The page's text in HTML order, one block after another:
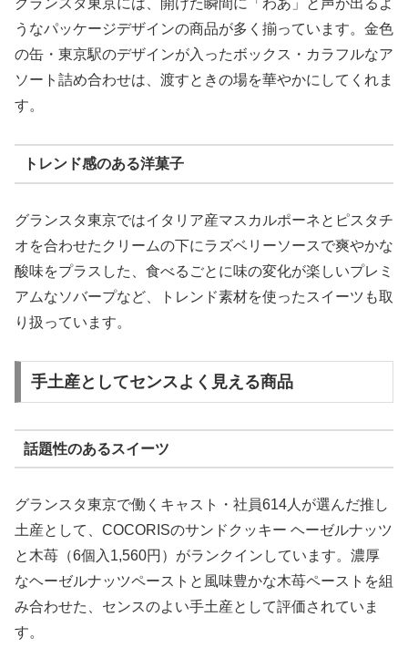
うなパッケージデザインの商品が多く揃っています。金色
の缶・東京駅のデザインが入ったボックス・カラフルなア
ソート詰め合わせは、渡すときの場を華やかにしてくれま
す。
トレンド感のある洋菓子
グランスタ東京ではイタリア産マスカルポーネとピスタチ
オを合わせたクリームの下にラズベリーソースで爽やかな
酸味をプラスした、食べるごとに味の変化が楽しいプレミ
アムなソバープなど、トレンド素材を使ったスイーツも取
り扱っています。
手土産としてセンスよく見える商品
話題性のあるスイーツ
グランスタ東京で働くキャスト・社員614人が選んだ推し
土産として、COCORISのサンドクッキー ヘーゼルナッツ
と木苺（6個入1,560円）がランクインしています。濃厚
なヘーゼルナッツペーストと風味豊かな木苺ペーストを組
み合わせた、センスのよい手土産として評価されていま
す。